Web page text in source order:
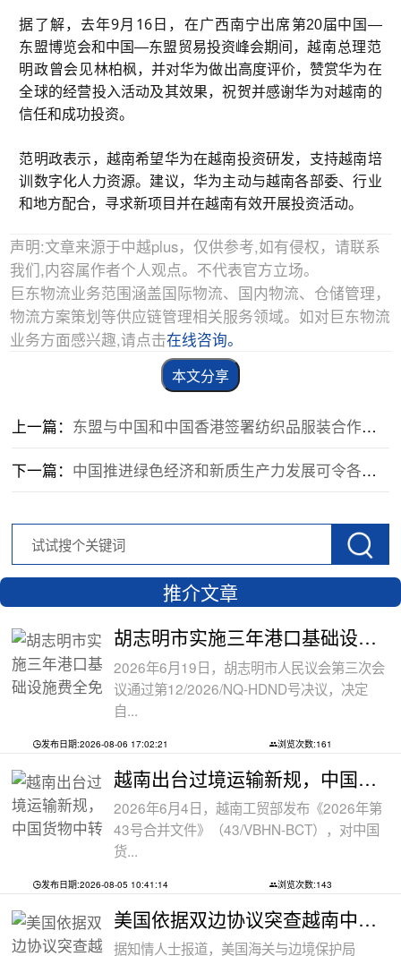
据了解，去年9月16日，在广西南宁出席第20届中国—
东盟博览会和中国—东盟贸易投资峰会期间，越南总理范
明政曾会见林柏枫，并对华为做出高度评价，赞赏华为在
全球的经营投入活动及其效果，祝贺并感谢华为对越南的
信任和成功投资。
范明政表示，越南希望华为在越南投资研发，支持越南培
训数字化人力资源。建议，华为主动与越南各部委、行业
和地方配合，寻求新项目并在越南有效开展投资活动。
声明:文章来源于中越plus，仅供参考,如有侵权，请联系
我们,内容属作者个人观点。不代表官方立场。
巨东物流业务范围涵盖国际物流、国内物流、仓储管理，
物流方案策划等供应链管理相关服务领域。如对巨东物流
业务方面感兴趣,请点击在线咨询。
本文分享
上一篇： 东盟与中国和中国香港签署纺织品服装合作备忘录
下一篇： 中国推进绿色经济和新质生产力发展可令各国受益
推介文章
胡志明市实施三年港口基础设施费全免政
2026年6月19日，胡志明市人民议会第三次会
议通过第12/2026/NQ-HDND号决议，决定
自...
发布日期:2026-08-06 17:02:21 浏览次数:161
越南出台过境运输新规，中国货物中转通
2026年6月4日，越南工贸部发布《2026年第
43号合并文件》（43/VBHN-BCT），对中国
货...
发布日期:2026-08-05 10:41:14 浏览次数:143
美国依据双边协议突查越南中资工厂，三
据知情人士报道，美国海关与边境保护局